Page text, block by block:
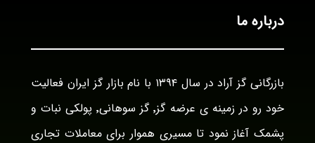
درباره ما
بازرگانی گز آراد در سال ۱۳۹۴ با نام بازار گز ایران فعالیت
خود رو در زمینه ی عرضه گز٬ گز سوهانی٬ پولکی نبات و
پشمک آغاز نمود تا مسیری هموار برای معاملات تجاری